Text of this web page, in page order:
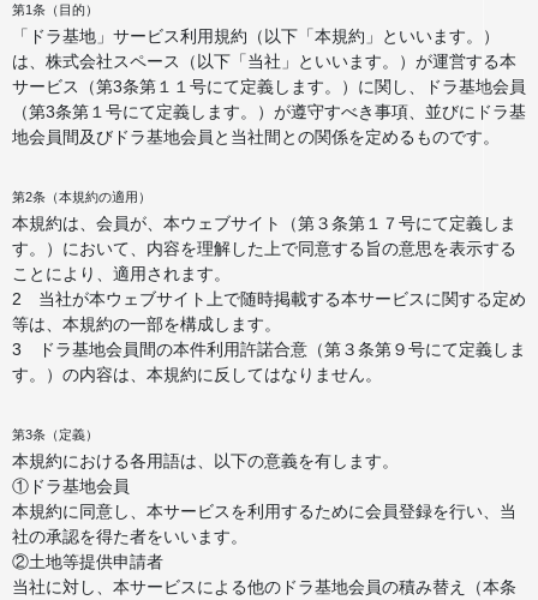
第1条（目的）
「ドラ基地」サービス利用規約（以下「本規約」といいます。）
は、株式会社スペース（以下「当社」といいます。）が運営する本
サービス（第3条第１１号にて定義します。）に関し、ドラ基地会員
（第3条第１号にて定義します。）が遵守すべき事項、並びにドラ基
地会員間及びドラ基地会員と当社間との関係を定めるものです。
第2条（本規約の適用）
本規約は、会員が、本ウェブサイト（第３条第１７号にて定義しま
す。）において、内容を理解した上で同意する旨の意思を表示する
ことにより、適用されます。
2 当社が本ウェブサイト上で随時掲載する本サービスに関する定め
等は、本規約の一部を構成します。
3 ドラ基地会員間の本件利用許諾合意（第３条第９号にて定義しま
す。）の内容は、本規約に反してはなりません。
第3条（定義）
本規約における各用語は、以下の意義を有します。
①ドラ基地会員
本規約に同意し、本サービスを利用するために会員登録を行い、当
社の承認を得た者をいいます。
②土地等提供申請者
当社に対し、本サービスによる他のドラ基地会員の積み替え（本条